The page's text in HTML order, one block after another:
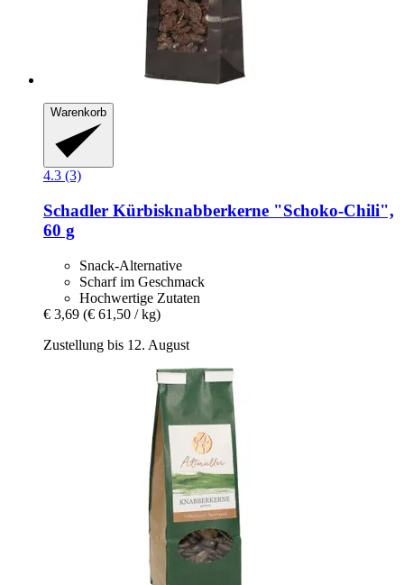
Warenkorb
4.3 (3)
Schadler Kürbisknabberkerne "Schoko-​Chili",
60 g
Snack-Alternative
Scharf im Geschmack
Hochwertige Zutaten
€ 3,69 (€ 61,50 / kg)
Zustellung bis 12. August